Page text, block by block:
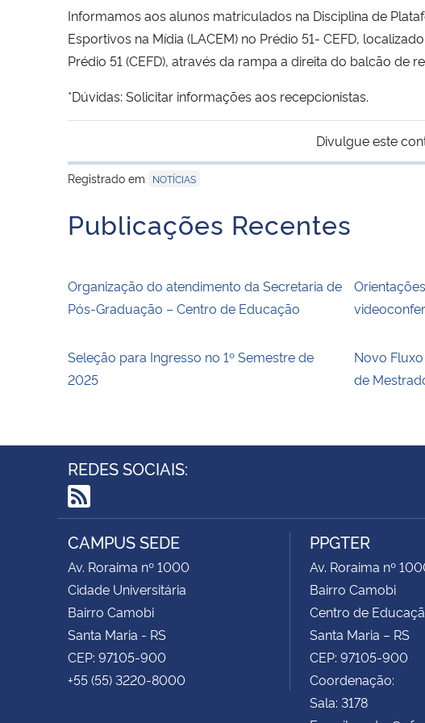
Informamos aos alunos matriculados na Disciplina de
Esportivos na Mídia (LACEM) no Prédio 51- CEFD,
Prédio 51 (CEFD), através da rampa a direita do balcão de
*Dúvidas: Solicitar informações aos recepcionistas.
Divulgue este
Registrado em
NOTÍCIAS
Publicações Recentes
Organização do atendimento da Secretaria de
Pós-Graduação – Centro de Educação
Seleção para Ingresso no 1º Semestre de
2025
Novo
de
REDES SOCIAIS:
RSS
CAMPUS SEDE
Av. Roraima nº 1000
Cidade Universitária
Bairro Camobi
Santa Maria - RS
CEP: 97105-900
+55 (55) 3220-8000
PPGTER
Av. Roraima nº
Bairro Camobi
Centro de
Santa Maria – RS
CEP: 97105-900
Coordenação:
Sala: 3178